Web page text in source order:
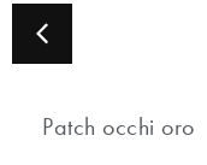
Patch occhi oro